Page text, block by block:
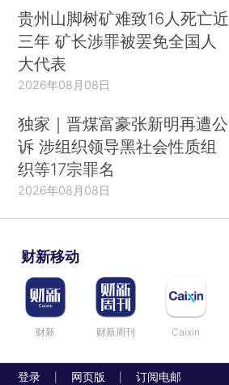
贵州山脚树矿难致16人死亡近
三年 矿长涉罪被罢免全国人
大代表
2026年08月08日
独家｜晋煤富豪张新明再遭公
诉 涉组织领导黑社会性质组
织等17宗罪名
2026年08月08日
财新移动
财新 财新周刊 Caixin
登录 网页版 订阅电邮